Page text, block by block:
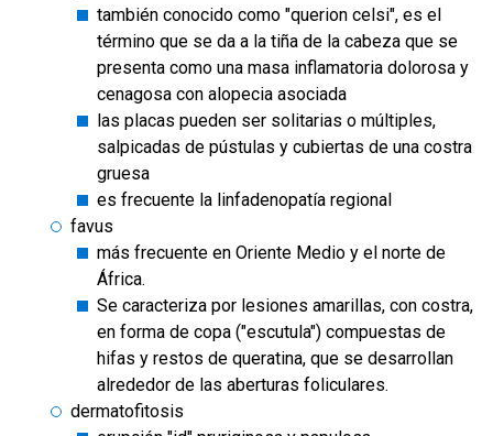
también conocido como "querion celsi", es el
término que se da a la tiña de la cabeza que se
presenta como una masa inflamatoria dolorosa y
cenagosa con alopecia asociada
las placas pueden ser solitarias o múltiples,
salpicadas de pústulas y cubiertas de una costra
gruesa
es frecuente la linfadenopatía regional
favus
más frecuente en Oriente Medio y el norte de
África.
Se caracteriza por lesiones amarillas, con costra,
en forma de copa ("escutula") compuestas de
hifas y restos de queratina, que se desarrollan
alrededor de las aberturas foliculares.
dermatofitosis